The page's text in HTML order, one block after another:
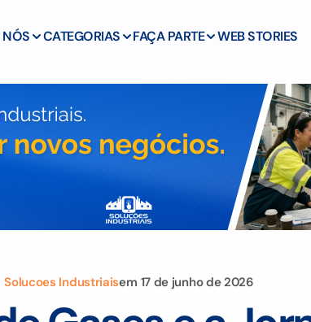
NÓS CATEGORIAS FAÇA PARTE WEB STORIES
Solucoes Industriaisem 17 de junho de 2026